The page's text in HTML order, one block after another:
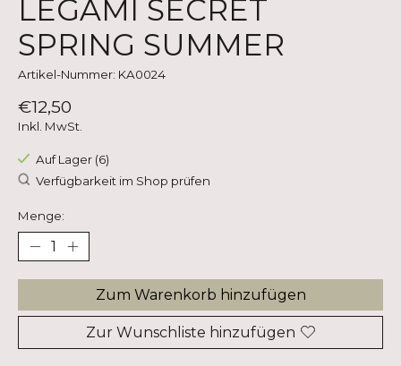
LEGAMI SECRET
SPRING SUMMER
Artikel-Nummer: KA0024
€12,50
Inkl. MwSt.
Auf Lager (6)
Verfügbarkeit im Shop prüfen
Menge:
Zum Warenkorb hinzufügen
Zur Wunschliste hinzufügen